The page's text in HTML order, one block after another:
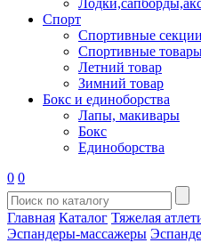
Спорт
Спортивные секции
Спортивные
Летний товар
Зимний товар
Бокс и единоборства
Лапы, макивары
Бокс
Единоборства
0 0
Главная Каталог Тяжелая
Эспандеры-массажеры